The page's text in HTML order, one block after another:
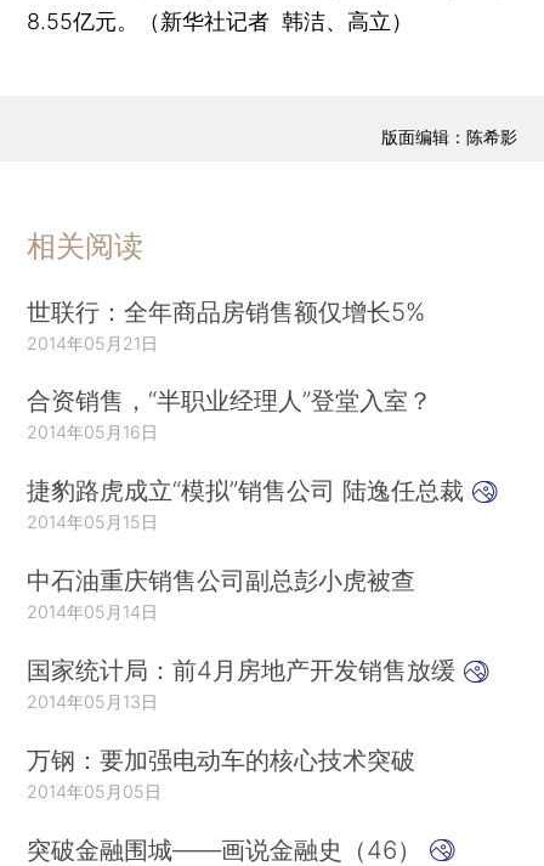
8.55亿元。（新华社记者 韩洁、高立）
版面编辑：陈希影
相关阅读
世联行：全年商品房销售额仅增长5%
2014年05月21日
合资销售，“半职业经理人”登堂入室？
2014年05月16日
捷豹路虎成立“模拟”销售公司 陆逸任总裁
2014年05月15日
中石油重庆销售公司副总彭小虎被查
2014年05月14日
国家统计局：前4月房地产开发销售放缓
2014年05月13日
万钢：要加强电动车的核心技术突破
2014年05月05日
突破金融围城——画说金融史（46）